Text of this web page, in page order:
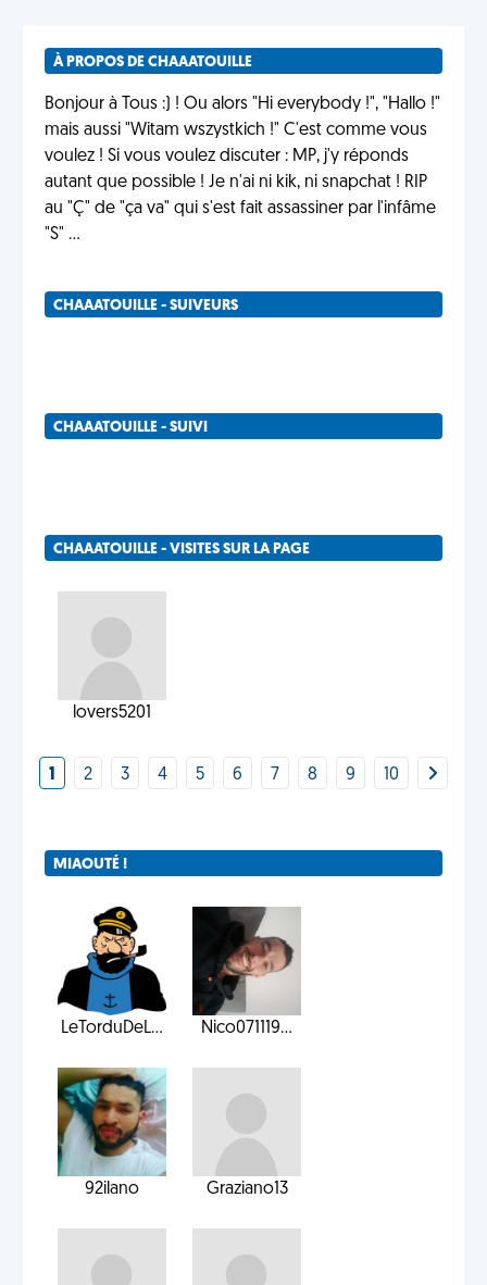
À PROPOS DE CHAAATOUILLE
Bonjour à Tous :) ! Ou alors "Hi everybody !", "Hallo !"
mais aussi "Witam wszystkich !" C'est comme vous
voulez ! Si vous voulez discuter : MP, j'y réponds
autant que possible ! Je n'ai ni kik, ni snapchat ! RIP
au "Ç" de "ça va" qui s'est fait assassiner par l'infâme
"S" ...
CHAAATOUILLE - SUIVEURS
CHAAATOUILLE - SUIVI
CHAAATOUILLE - VISITES SUR LA PAGE
lovers5201
1 2 3 4 5 6 7 8 9 10
MIAOUTÉ !
LeTorduDeL... Nico071119...
92ilano Graziano13